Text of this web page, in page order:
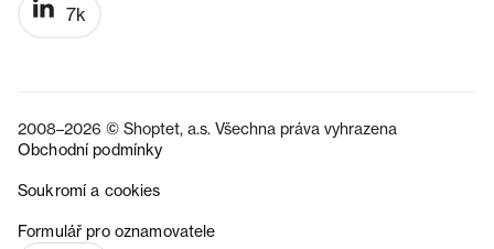
7k
2008–2026 © Shoptet, a.s. Všechna práva vyhrazena
Obchodní podmínky
Soukromí a cookies
Formulář pro oznamovatele